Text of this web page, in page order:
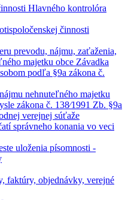
Hlavného kontrolóra
činnosti
prevodu, nájmu, zaťaženia,
majetku obce Závadka
podľa §9a zákona č.
nehnuteľného majetku
zákona č. 138⁄1991 Zb. §9a
verejnej súťaže
správneho konania vo veci
uloženia písomnosti -
faktúry, objednávky, verejné